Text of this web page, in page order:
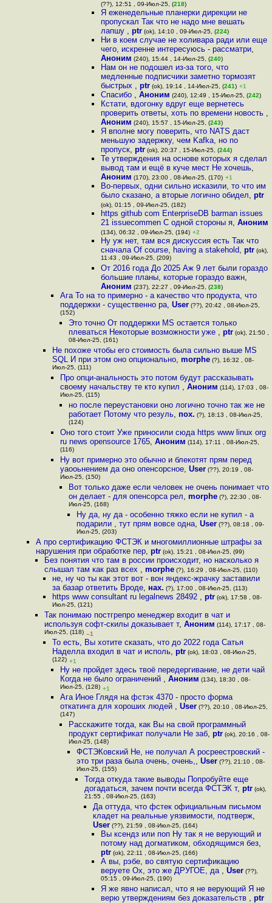
(??), 12:51 , 09-Июл-25, (218)
Я еженедельные планерки дирекции не
пропускал Так что не надо мне вешать
лапшу , ptr(ok), 14:10 , 09-Июл-25, (224)
Ни в коем случае не холивара ради или еще
чего, искренне интересуюсь - рассматри,
Аноним (240), 15:44 , 14-Июл-25, (240)
Нам он не подошел из-за того, что
медленные подписчики заметно тормозят
быстрых , ptr(ok), 19:14 , 14-Июл-25, (241) +1
Спасибо , Аноним (240), 12:49 , 15-Июл-25, (242)
Кстати, вдогонку вдруг еще вернетесь
проверить ответы, хоть по времени новость ,
Аноним (240), 15:57 , 15-Июл-25, (243)
Я вполне могу поверить, что NATS даст
меньшую задержку, чем Kafka, но по
пропуск, ptr(ok), 20:37 , 15-Июл-25, (244)
Те утверждения на основе которых я сделал
вывод там и ещё в куче мест Не хочешь,
Аноним (170), 23:00 , 08-Июл-25, (170) +1
Во-первых, одни сильно исказили, то что им
было сказано, а вторые логично обидел, ptr
(ok), 01:15 , 09-Июл-25, (182)
https github com EnterpriseDB barman issues
21 issuecommen С одной стороны я, Аноним
(134), 06:32 , 09-Июл-25, (194) +2
Ну уж нет, там вся дискуссия есть Так что
сначала Of course, having a stakehold, ptr(ok),
11:43 , 09-Июл-25, (209)
От 2016 года До 2025 Аж 9 лет были гораздо
большие планы, которые гораздо важн,
Аноним (237), 22:27 , 09-Июл-25, (238)
Ага То на то примерно - а качество что продукта, что
поддержки - существенно ра,User (??), 20:42 , 08-Июл-25,
(152)
Это точно От поддержки MS остается только
плеваться Некоторые возможности уже , ptr(ok), 21:50 ,
08-Июл-25, (161)
Не похоже чтобы его стоимость была сильно выше MS
SQL И при этом оно опционально, morphe(?), 16:32 , 08-
Июл-25, (111)
Про опци-анальность это потом будут рассказывать
своему начальству те кто купил ,Аноним (114), 17:03 , 08-
Июл-25, (115)
но после переустановки оно логично точно так же не
работает Потому что резуль, пох. (?), 18:13 , 08-Июл-25,
(124)
Оно того стоит Уже приносили сюда https www linux org
ru news opensource 1765,Аноним (114), 17:11 , 08-Июл-25,
(116)
Ну вот примерно это обычно и блекотят прям перед
уаооьнением да оно опенсорсное,User (??), 20:19 , 08-
Июл-25, (150)
Вот только даже если человек не очень понимает что
он делает - для опенсорса рел, morphe(?), 22:30 , 08-
Июл-25, (168)
Ну да, ну да - особенно тяжко если не купил - а
подарили , тут прям вовсе одна, User(??), 08:18 , 09-
Июл-25, (203)
А про сертификацию ФСТЭК и многомиллионные штрафы за
нарушения при обработке пер,ptr (ok), 15:21 , 08-Июл-25, (99)
Без понятия что там в россии происходит, но насколько я
слышал там как раз всех , morphe(?), 16:29 , 08-Июл-25, (110)
не, ну чо ты как этот вот - вон яндекс-жрачку заставили
за базар ответить Вроде, нах. (?), 17:00 , 08-Июл-25, (113)
https www consultant ru legalnews 28492 , ptr(ok), 17:58 , 08-
Июл-25, (121)
Так понимаю постгрепро менеджер входит в чат и
используя софт-скилы доказывает т, Аноним (114), 17:17 , 08-
Июл-25, (118) –1
То есть, Вы хотите сказать, что до 2022 года Сатья
Наделла входил в чат и исполь, ptr(ok), 18:03 , 08-Июл-25,
(122) +1
Ну не пройдет здесь твоё передергивание, не дети чай
Когда не было ограничений ,Аноним (134), 18:30 , 08-
Июл-25, (128) +1
Ага Иное Глядя на фстэк 4370 - просто форма
откатинга для хороших людей ,User (??), 20:10 , 08-Июл-25,
(147)
Расскажите тогда, как Вы на свой программный
продукт сертификат получали Не заб, ptr(ok), 20:16 , 08-
Июл-25, (148)
ФСТЭКовский Не, не получал А росреестровский -
это три раза была очень, очень,, User(??), 21:10 , 08-
Июл-25, (155)
Тогда откуда такие выводы Попробуйте еще
догадаться, зачем почти всегда ФСТЭК т,ptr (ok),
21:55 , 08-Июл-25, (163)
Да оттуда, что фстек официальным письмом
кладет на реальные уязвимости, подтверж,
User(??), 21:59 , 08-Июл-25, (164)
Вы ксендз или поп Ну так я не верующий и
потому над догматиком, обходящимся без,
ptr(ok), 22:11 , 08-Июл-25, (166)
А вы, рэбе, во святую сертификацию
веруете Ох, это же ДРУГОЕ, да , User(??),
05:15 , 09-Июл-25, (190)
Я же явно написал, что я не верующий Я не
верю утверждениям без доказательств , ptr